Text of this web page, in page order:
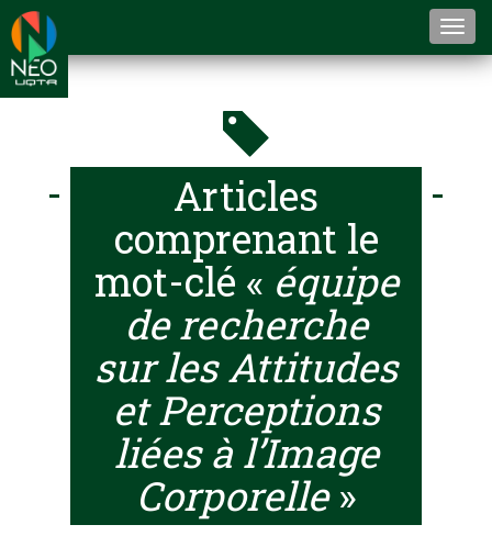
Articles
comprenant le
mot-clé « équipe
de recherche
sur les Attitudes
et Perceptions
liées à l’Image
Corporelle»